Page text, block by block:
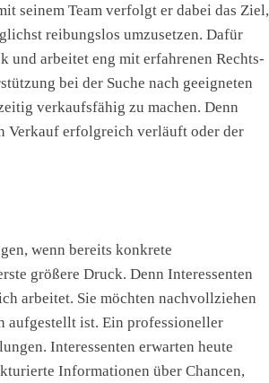
seinem Team verfolgt er dabei das Ziel,
reibungslos umzusetzen. Dafür
und arbeitet eng mit erfahrenen Rechts-
bei der Suche nach geeigneten
verkaufsfähig zu machen. Denn
Verkauf erfolgreich verläuft oder der
wenn bereits konkrete
größere Druck. Denn Interessenten
arbeitet. Sie möchten nachvollziehen
aufgestellt ist. Ein professioneller
Interessenten erwarten heute
Informationen über Chancen,